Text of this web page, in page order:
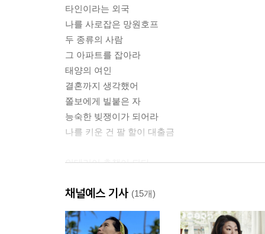
타인이라는 외국
나를 사로잡은 망원호프
두 종류의 사람
그 아파트를 잡아라
태양의 여인
결혼까지 생각했어
쫄보에게 빌붙은 자
능숙한 빚쟁이가 되어라
나를 키운 건 팔 할이 대출금
인테리어 총책이 되다
자취는 언제 독신이 되는가
아무것도 못 버리는 사람
둥지 같던 너의 집
채널예스 기사 (15개)